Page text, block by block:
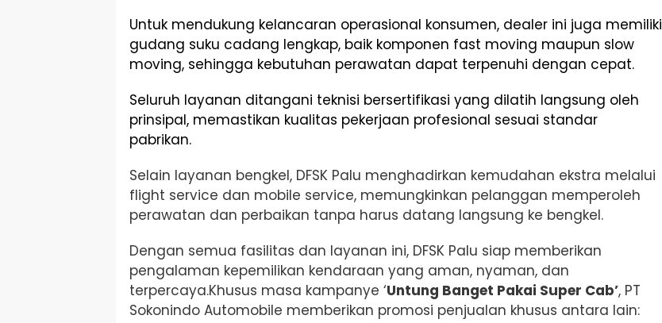
Untuk mendukung kelancaran operasional konsumen, dealer ini juga memiliki
gudang suku cadang lengkap, baik komponen fast moving maupun slow
moving, sehingga kebutuhan perawatan dapat terpenuhi dengan cepat.
Seluruh layanan ditangani teknisi bersertifikasi yang dilatih langsung oleh
prinsipal, memastikan kualitas pekerjaan profesional sesuai standar
pabrikan.
Selain layanan bengkel, DFSK Palu menghadirkan kemudahan ekstra melalui
flight service dan mobile service, memungkinkan pelanggan memperoleh
perawatan dan perbaikan tanpa harus datang langsung ke bengkel.
Dengan semua fasilitas dan layanan ini, DFSK Palu siap memberikan
pengalaman kepemilikan kendaraan yang aman, nyaman, dan
terpercaya.Khusus masa kampanye ‘Untung Banget Pakai Super Cab’, PT
Sokonindo Automobile memberikan promosi penjualan khusus antara lain: